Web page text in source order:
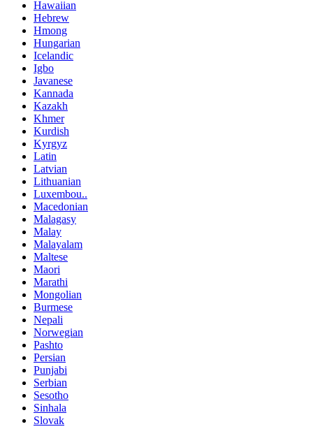
Hawaiian
Hebrew
Hmong
Hungarian
Icelandic
Igbo
Javanese
Kannada
Kazakh
Khmer
Kurdish
Kyrgyz
Latin
Latvian
Lithuanian
Luxembou..
Macedonian
Malagasy
Malay
Malayalam
Maltese
Maori
Marathi
Mongolian
Burmese
Nepali
Norwegian
Pashto
Persian
Punjabi
Serbian
Sesotho
Sinhala
Slovak